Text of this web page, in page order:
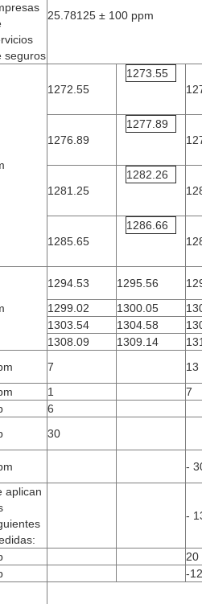
seguros
25.78125 ± 100 ppm
1272.55
1273.55
1276.89
1277.89
1281.25
1282.26
1285.65
1286.66
1294.53 1295.56
1299.02 1300.05
1303.54 1304.58
1308.09 1309.14
7 13
1 7
6
30
-
aplican
-
20
-